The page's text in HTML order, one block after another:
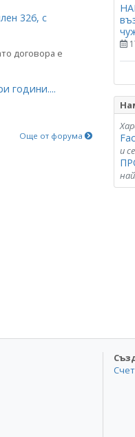
326, с
договора е
години....
Още от форума
и